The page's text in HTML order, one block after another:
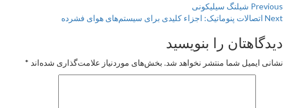
Continue
Reading
Previous شیلنگ سیلیکونی
Next اتصالات پنوماتیک: اجزاء کلیدی برای سیستم‌های هوای فشرده
دیدگاهتان را بنویسید
نشانی ایمیل شما منتشر نخواهد شد. بخش‌های موردنیاز علامت‌گذاری شده‌اند *